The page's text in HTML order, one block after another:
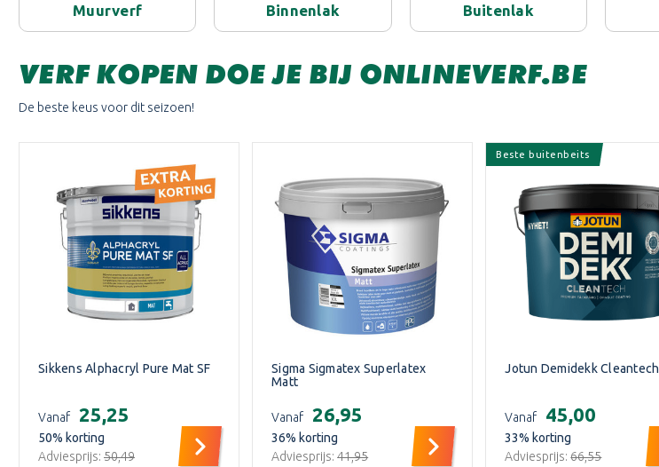
Muurverf Binnenlak Buitenlak
VERF KOPEN DOE JE BIJ ONLINEVERF.BE
De beste keus voor dit seizoen!
Sikkens Alphacryl Pure Mat SF
Vanaf €25,25
50% korting
Adviesprijs: €50,49
Sigma Sigmatex Superlatex
Matt
Vanaf €26,95
36% korting
Adviesprijs:€41,95
Beste buitenbeits
Jotun Demidekk Cleantech
Vanaf €45,00
33% korting
Adviesprijs:€66,55